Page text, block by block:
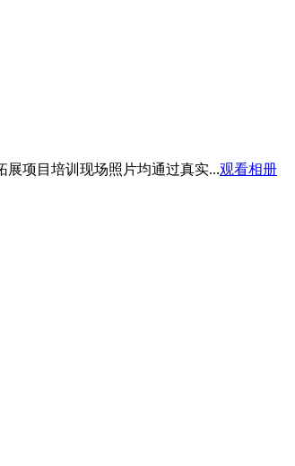
项目培训现场照片均通过真实...观看相册